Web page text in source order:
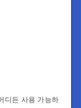
디든 사용 가능하